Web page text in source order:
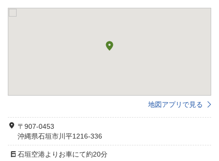
地図アプリで見る
〒907-0453
沖縄県石垣市川平1216-336
石垣空港よりお車にて約20分